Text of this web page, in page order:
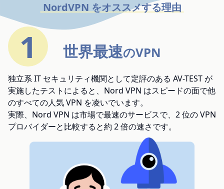
NordVPN をオススメする理由
1 世界最速のVPN
独立系 IT セキュリティ機関として定評のある AV-TEST が
実施したテストによると、Nord VPN はスピードの面で他
のすべての人気 VPN を凌いでいます。
実際、Nord VPN は市場で最速のサービスで、2 位の VPN
プロバイダーと比較すると約 2 倍の速さです。